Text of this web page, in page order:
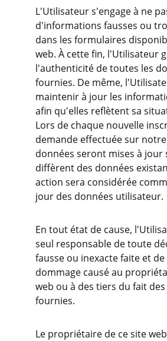
L'Utilisateur s'engage à ne
d'informations fausses ou
dans les formulaires
web. À cette fin, l'Utilisateur
l'authenticité de toutes les
fournies. De même,
maintenir à jour les
afin qu'elles reflètent sa
Lors de chaque nouvelle
demande effectuée sur
données seront mises à jour
diffèrent des données
action sera considérée
jour des données utilisateur.
En tout état de cause,
seul responsable de toute
fausse ou inexacte faite et
dommage causé au
web ou à des tiers du fait
fournies.
Le propriétaire de ce site